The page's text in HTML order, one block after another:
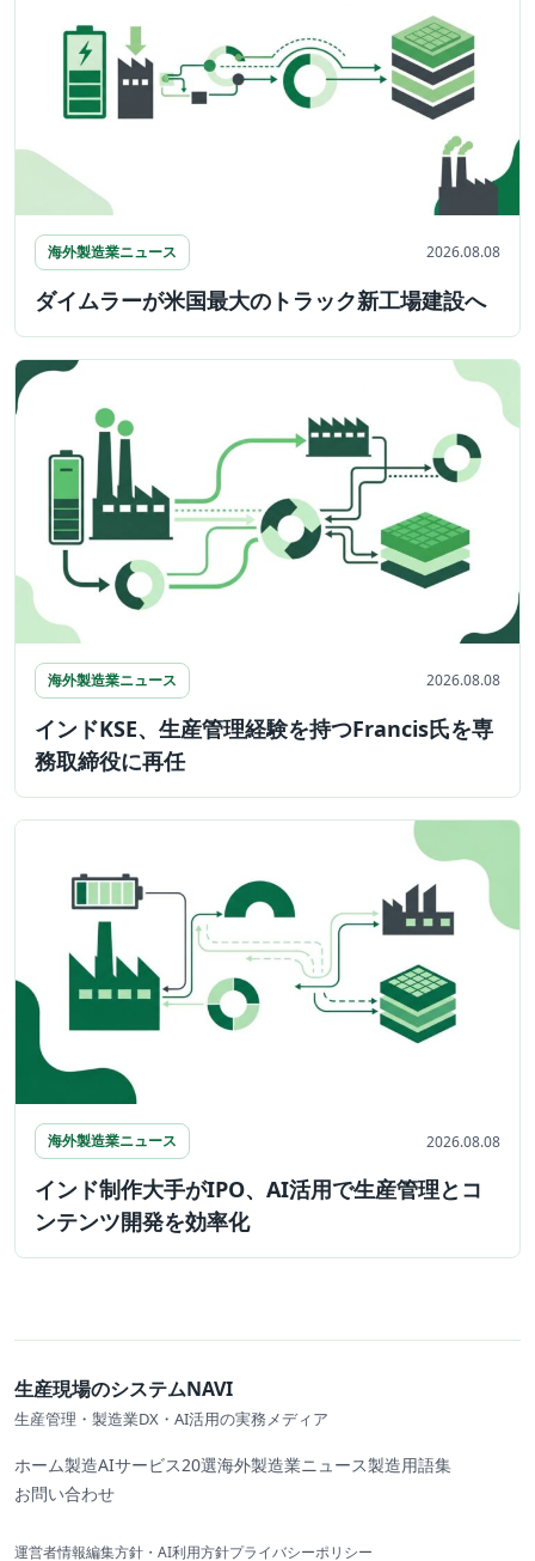
海外製造業ニュース 2026.08.08
ダイムラーが米国最大のトラック新工場建設へ
海外製造業ニュース 2026.08.08
インドKSE、生産管理経験を持つFrancis氏を専
務取締役に再任
海外製造業ニュース 2026.08.08
インド制作大手がIPO、AI活用で生産管理とコ
ンテンツ開発を効率化
生産現場のシステムNAVI
生産管理・製造業DX・AI活用の実務メディア
ホーム製造AIサービス20選海外製造業ニュース製造用語集
お問い合わせ
運営者情報編集方針・AI利用方針プライバシーポリシー